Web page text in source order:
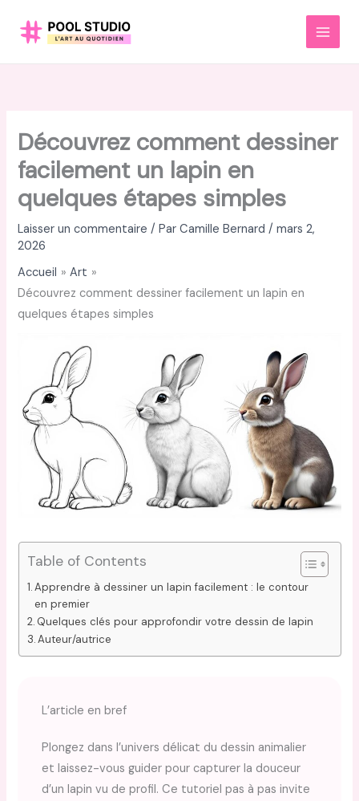
MAIN
Découvrez comment dessiner
facilement un lapin en
quelques étapes simples
Laisser un commentaire / ParCamille Bernard/mars 2,
2026
Accueil
Art
Découvrez comment dessiner facilement un lapin en
quelques étapes simples
Table of Contents
Apprendre à dessiner un lapin facilement : le contour
en premier
Quelques clés pour approfondir votre dessin de lapin
Auteur/autrice
L’article en bref
Plongez dans l’univers délicat du dessin animalier
et laissez-vous guider pour capturer la douceur
d’un lapin vu de profil. Ce tutoriel pas à pas invite